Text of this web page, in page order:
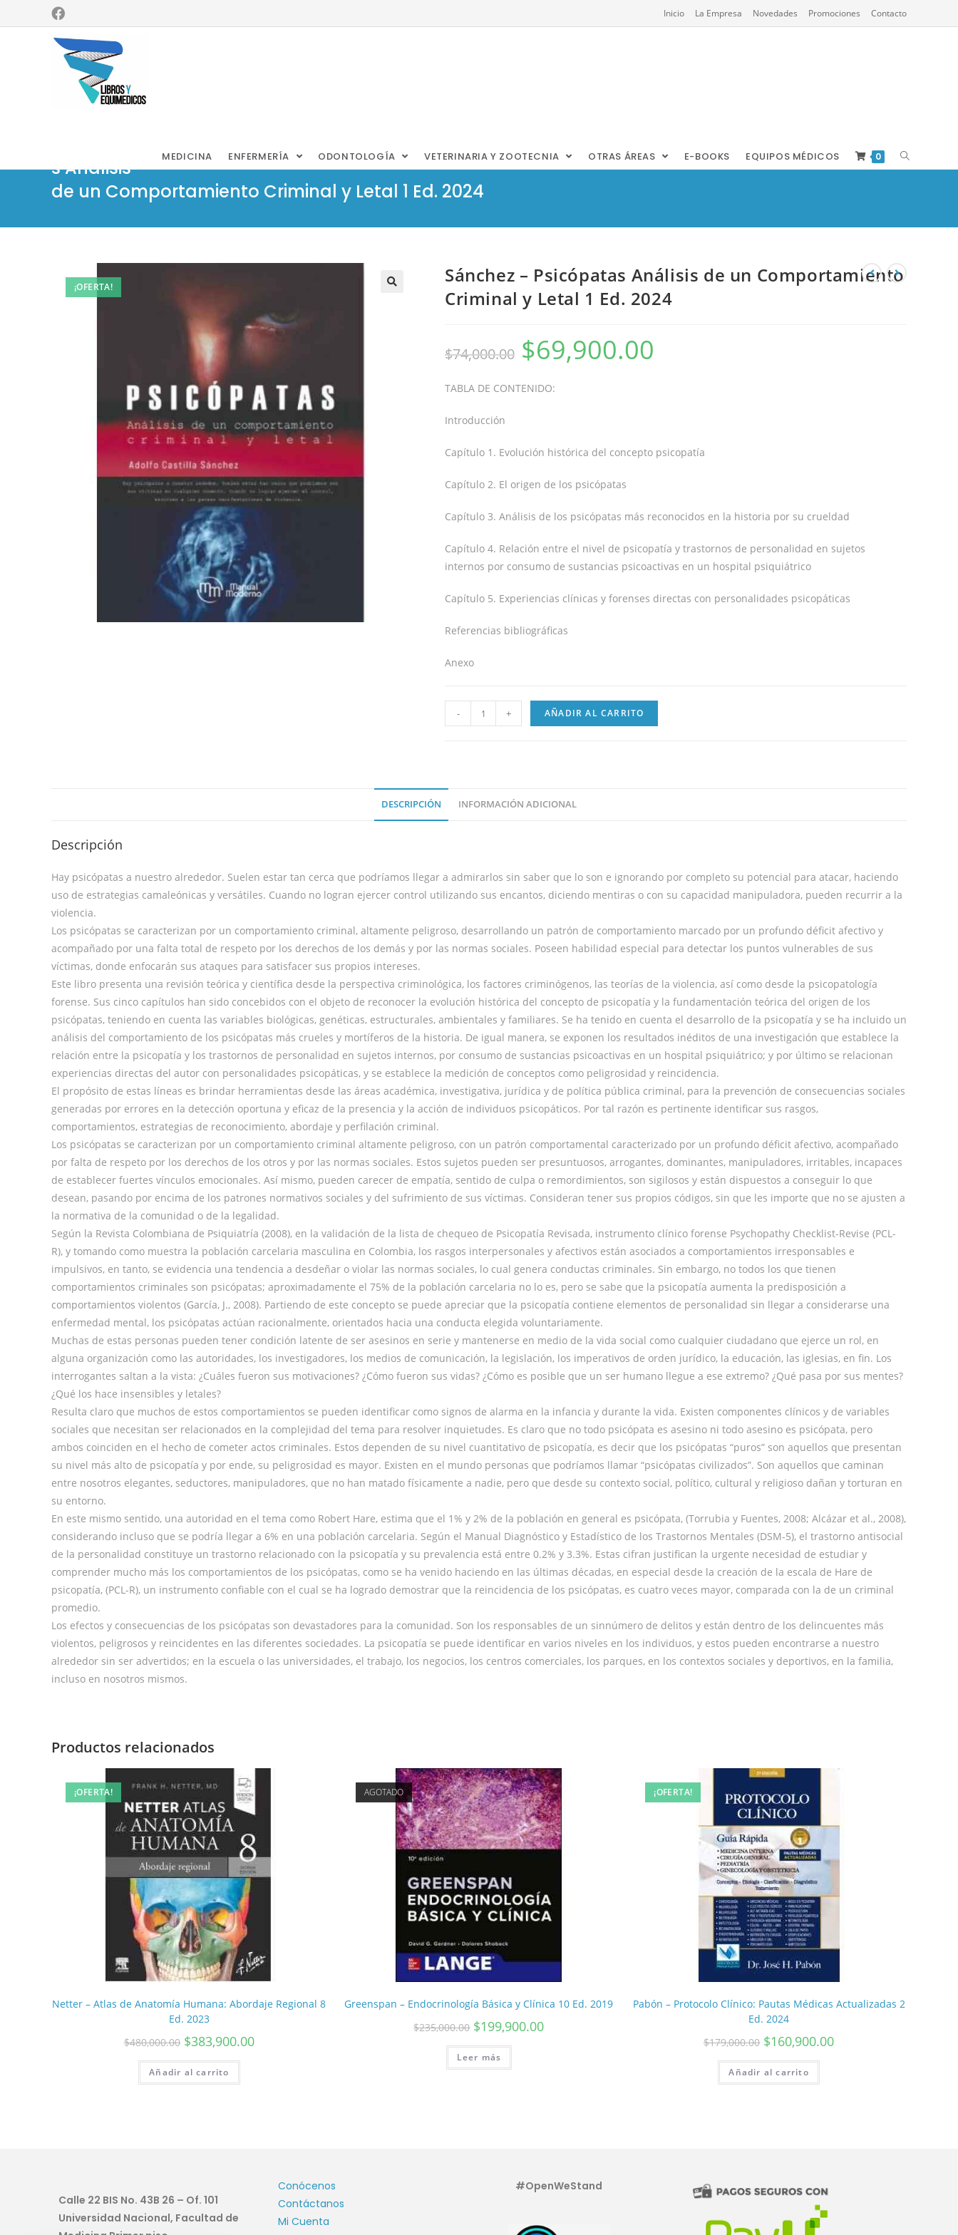
Inicio La Empresa Novedades Promociones Contacto
MEDICINA ENFERMERÍA ODONTOLOGÍA VETERINARIA Y ZOOTECNIA OTRAS ÁREAS E-BOOKS EQUIPOS MÉDICOS 0
s Análisis
de un Comportamiento Criminal y Letal 1 Ed. 2024
¡OFERTA!
Sánchez – Psicópatas Análisis de un Comportamiento
Criminal y Letal 1 Ed. 2024
$74,000.00 $69,900.00
TABLA DE CONTENIDO:
Introducción
Capítulo 1. Evolución histórica del concepto psicopatía
Capítulo 2. El origen de los psicópatas
Capítulo 3. Análisis de los psicópatas más reconocidos en la historia por su crueldad
Capítulo 4. Relación entre el nivel de psicopatía y trastornos de personalidad en sujetos
internos por consumo de sustancias psicoactivas en un hospital psiquiátrico
Capítulo 5. Experiencias clínicas y forenses directas con personalidades psicopáticas
Referencias bibliográficas
Anexo
- + AÑADIR AL CARRITO
DESCRIPCIÓN INFORMACIÓN ADICIONAL
Descripción
Hay psicópatas a nuestro alrededor. Suelen estar tan cerca que podríamos llegar a admirarlos sin saber que lo son e ignorando por completo su potencial para atacar, haciendo
uso de estrategias camaleónicas y versátiles. Cuando no logran ejercer control utilizando sus encantos, diciendo mentiras o con su capacidad manipuladora, pueden recurrir a la
violencia.
Los psicópatas se caracterizan por un comportamiento criminal, altamente peligroso, desarrollando un patrón de comportamiento marcado por un profundo déficit afectivo y
acompañado por una falta total de respeto por los derechos de los demás y por las normas sociales. Poseen habilidad especial para detectar los puntos vulnerables de sus
víctimas, donde enfocarán sus ataques para satisfacer sus propios intereses.
Este libro presenta una revisión teórica y científica desde la perspectiva criminológica, los factores criminógenos, las teorías de la violencia, así como desde la psicopatología
forense. Sus cinco capítulos han sido concebidos con el objeto de reconocer la evolución histórica del concepto de psicopatía y la fundamentación teórica del origen de los
psicópatas, teniendo en cuenta las variables biológicas, genéticas, estructurales, ambientales y familiares. Se ha tenido en cuenta el desarrollo de la psicopatía y se ha incluido un
análisis del comportamiento de los psicópatas más crueles y mortíferos de la historia. De igual manera, se exponen los resultados inéditos de una investigación que establece la
relación entre la psicopatía y los trastornos de personalidad en sujetos internos, por consumo de sustancias psicoactivas en un hospital psiquiátrico; y por último se relacionan
experiencias directas del autor con personalidades psicopáticas, y se establece la medición de conceptos como peligrosidad y reincidencia.
El propósito de estas líneas es brindar herramientas desde las áreas académica, investigativa, jurídica y de política pública criminal, para la prevención de consecuencias sociales
generadas por errores en la detección oportuna y eficaz de la presencia y la acción de individuos psicopáticos. Por tal razón es pertinente identificar sus rasgos,
comportamientos, estrategias de reconocimiento, abordaje y perfilación criminal.
Los psicópatas se caracterizan por un comportamiento criminal altamente peligroso, con un patrón comportamental caracterizado por un profundo déficit afectivo, acompañado
por falta de respeto por los derechos de los otros y por las normas sociales. Estos sujetos pueden ser presuntuosos, arrogantes, dominantes, manipuladores, irritables, incapaces
de establecer fuertes vínculos emocionales. Así mismo, pueden carecer de empatía, sentido de culpa o remordimientos, son sigilosos y están dispuestos a conseguir lo que
desean, pasando por encima de los patrones normativos sociales y del sufrimiento de sus víctimas. Consideran tener sus propios códigos, sin que les importe que no se ajusten a
la normativa de la comunidad o de la legalidad.
Según la Revista Colombiana de Psiquiatría (2008), en la validación de la lista de chequeo de Psicopatía Revisada, instrumento clínico forense Psychopathy Checklist-Revise (PCL-
R), y tomando como muestra la población carcelaria masculina en Colombia, los rasgos interpersonales y afectivos están asociados a comportamientos irresponsables e
impulsivos, en tanto, se evidencia una tendencia a desdeñar o violar las normas sociales, lo cual genera conductas criminales. Sin embargo, no todos los que tienen
comportamientos criminales son psicópatas; aproximadamente el 75% de la población carcelaria no lo es, pero se sabe que la psicopatía aumenta la predisposición a
comportamientos violentos (García, J., 2008). Partiendo de este concepto se puede apreciar que la psicopatía contiene elementos de personalidad sin llegar a considerarse una
enfermedad mental, los psicópatas actúan racionalmente, orientados hacia una conducta elegida voluntariamente.
Muchas de estas personas pueden tener condición latente de ser asesinos en serie y mantenerse en medio de la vida social como cualquier ciudadano que ejerce un rol, en
alguna organización como las autoridades, los investigadores, los medios de comunicación, la legislación, los imperativos de orden jurídico, la educación, las iglesias, en fin. Los
interrogantes saltan a la vista: ¿Cuáles fueron sus motivaciones? ¿Cómo fueron sus vidas? ¿Cómo es posible que un ser humano llegue a ese extremo? ¿Qué pasa por sus mentes?
¿Qué los hace insensibles y letales?
Resulta claro que muchos de estos comportamientos se pueden identificar como signos de alarma en la infancia y durante la vida. Existen componentes clínicos y de variables
sociales que necesitan ser relacionados en la complejidad del tema para resolver inquietudes. Es claro que no todo psicópata es asesino ni todo asesino es psicópata, pero
ambos coinciden en el hecho de cometer actos criminales. Estos dependen de su nivel cuantitativo de psicopatía, es decir que los psicópatas “puros” son aquellos que presentan
su nivel más alto de psicopatía y por ende, su peligrosidad es mayor. Existen en el mundo personas que podríamos llamar “psicópatas civilizados”. Son aquellos que caminan
entre nosotros elegantes, seductores, manipuladores, que no han matado físicamente a nadie, pero que desde su contexto social, político, cultural y religioso dañan y torturan en
su entorno.
En este mismo sentido, una autoridad en el tema como Robert Hare, estima que el 1% y 2% de la población en general es psicópata, (Torrubia y Fuentes, 2008; Alcázar et al., 2008),
considerando incluso que se podría llegar a 6% en una población carcelaria. Según el Manual Diagnóstico y Estadístico de los Trastornos Mentales (DSM-5), el trastorno antisocial
de la personalidad constituye un trastorno relacionado con la psicopatía y su prevalencia está entre 0.2% y 3.3%. Estas cifran justifican la urgente necesidad de estudiar y
comprender mucho más los comportamientos de los psicópatas, como se ha venido haciendo en las últimas décadas, en especial desde la creación de la escala de Hare de
psicopatía, (PCL-R), un instrumento confiable con el cual se ha logrado demostrar que la reincidencia de los psicópatas, es cuatro veces mayor, comparada con la de un criminal
promedio.
Los efectos y consecuencias de los psicópatas son devastadores para la comunidad. Son los responsables de un sinnúmero de delitos y están dentro de los delincuentes más
violentos, peligrosos y reincidentes en las diferentes sociedades. La psicopatía se puede identificar en varios niveles en los individuos, y estos pueden encontrarse a nuestro
alrededor sin ser advertidos; en la escuela o las universidades, el trabajo, los negocios, los centros comerciales, los parques, en los contextos sociales y deportivos, en la familia,
incluso en nosotros mismos.
Productos relacionados
¡OFERTA!
Netter – Atlas de Anatomía Humana: Abordaje Regional 8
Ed. 2023
$480,000.00 $383,900.00
Añadir al carrito
AGOTADO
Greenspan – Endocrinología Básica y Clínica 10 Ed. 2019
$235,000.00 $199,900.00
Leer más
¡OFERTA!
Pabón – Protocolo Clínico: Pautas Médicas Actualizadas 2
Ed. 2024
$179,000.00 $160,900.00
Añadir al carrito
Calle 22 BIS No. 43B 26 – Of. 101
Universidad Nacional, Facultad de
Conócenos
Contáctanos
Mi Cuenta
#OpenWeStand